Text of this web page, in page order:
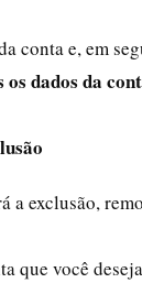
conta e, em
os dados da
a exclusão,
que você